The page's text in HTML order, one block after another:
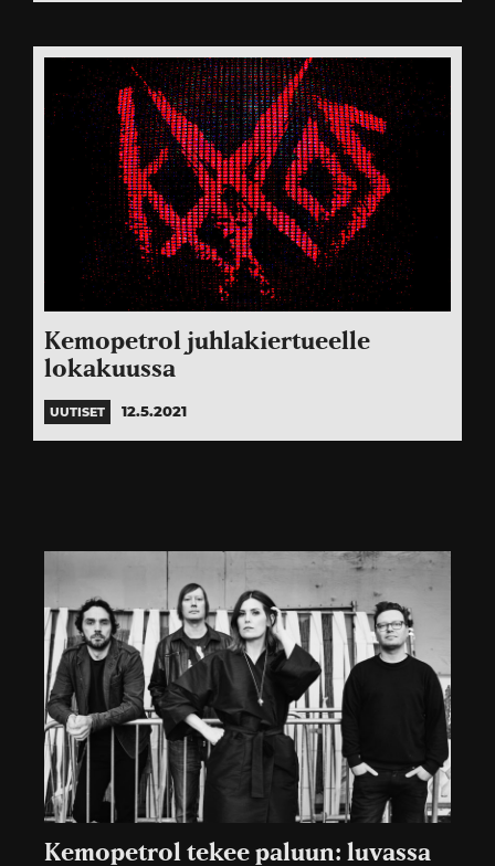
Kemopetrol juhlakiertueelle
lokakuussa
UUTISET 12.5.2021
Kemopetrol tekee paluun: luvassa